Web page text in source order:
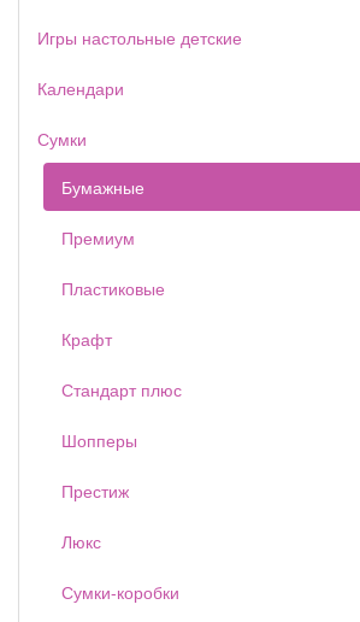
Игры настольные детские
Календари
Сумки
Бумажные
Премиум
Пластиковые
Крафт
Стандарт плюс
Шопперы
Престиж
Люкс
Сумки-коробки